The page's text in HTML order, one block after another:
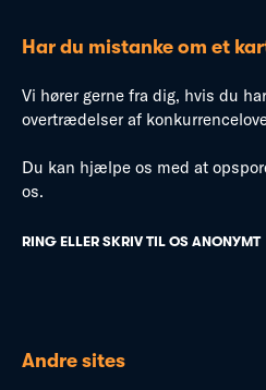
Har du mistanke om et
Vi hører gerne fra dig, hvis du
overtrædelser af
Du kan hjælpe os med at
os.
RING ELLER SKRIV TIL OS ANONYMT
Andre sites